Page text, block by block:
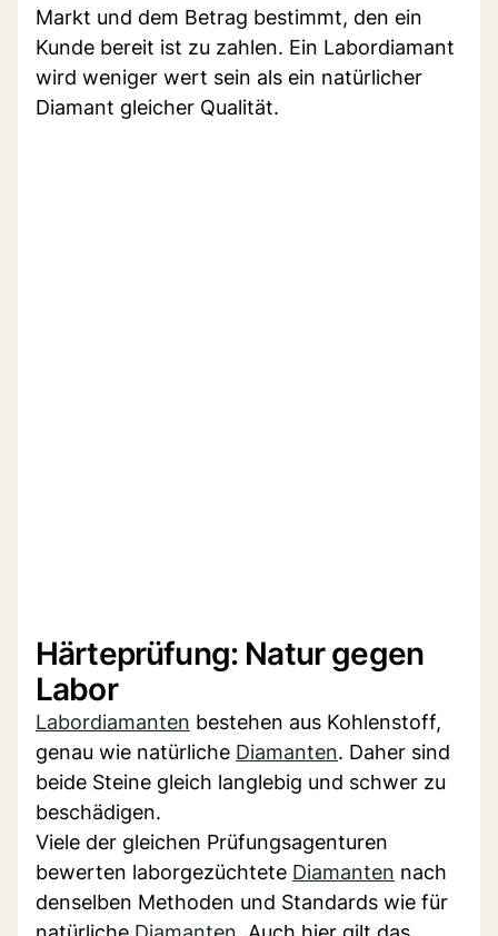
Markt und dem Betrag bestimmt, den ein
Kunde bereit ist zu zahlen. Ein Labordiamant
wird weniger wert sein als ein natürlicher
Diamant gleicher Qualität.
Härteprüfung: Natur gegen
Labor
Labordiamanten bestehen aus Kohlenstoff,
genau wie natürliche Diamanten. Daher sind
beide Steine gleich langlebig und schwer zu
beschädigen.
Viele der gleichen Prüfungsagenturen
bewerten laborgezüchtete Diamanten nach
denselben Methoden und Standards wie für